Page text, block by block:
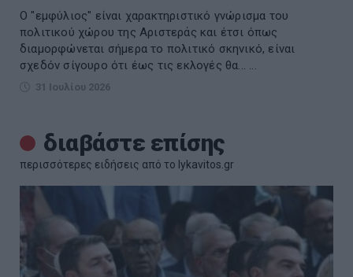
Ο "εμφύλιος" είναι χαρακτηριστικό γνώρισμα του
πολιτικού χώρου της Αριστεράς και έτσι όπως
διαμορφώνεται σήμερα το πολιτικό σκηνικό, είναι
σχεδόν σίγουρο ότι έως τις εκλογές θα... ...
31 Ιουλίου 2026
διαβάστε επίσης
περισσότερες ειδήσεις από το lykavitos.gr